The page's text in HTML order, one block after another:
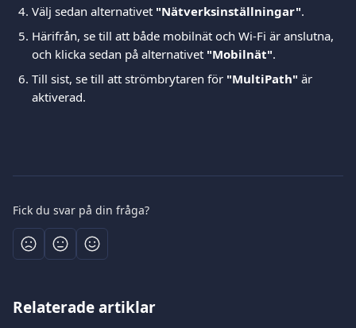
Välj sedan alternativet "Nätverksinställningar".
Härifrån, se till att både mobilnät och Wi-Fi är anslutna,
och klicka sedan på alternativet "Mobilnät".
Till sist, se till att strömbrytaren för "MultiPath" är
aktiverad.
Fick du svar på din fråga?
Relaterade artiklar